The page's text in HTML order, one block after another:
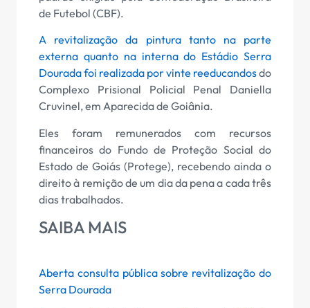
de Futebol (CBF).
A revitalização da pintura tanto na parte
externa quanto na interna do Estádio Serra
Dourada foi realizada por vinte reeducandosdo
Complexo Prisional Policial Penal Daniella
Cruvinel, em Aparecida de Goiânia.
Eles foram remunerados com recursos
financeiros do Fundo de Proteção Social do
Estado de Goiás (Protege), recebendo ainda o
direito à remição de um dia da pena a cada três
dias trabalhados.
SAIBA MAIS
Aberta consulta pública sobre revitalização do
Serra Dourada